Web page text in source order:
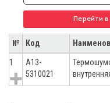
Перейти
№ Код
1
A13-
5310021